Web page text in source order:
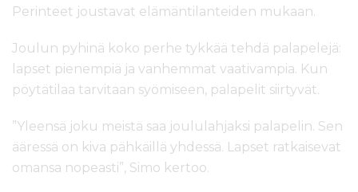
Perinteet joustavat elämäntilanteiden mukaan.
Joulun pyhinä koko perhe tykkää tehdä palapelejä:
lapset pienempiä ja vanhemmat vaativampia. Kun
pöytätilaa tarvitaan syömiseen, palapelit siirtyvät.
”Yleensä joku meistä saa joululahjaksi palapelin. Sen
ääressä on kiva pähkäillä yhdessä. Lapset ratkaisevat
omansa nopeasti”, Simo kertoo.